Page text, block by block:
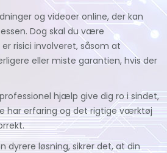
og videoer online, der kan
Dog skal du være
risici involveret, såsom at
eller miste garantien, hvis der
hjælp give dig ro i sindet,
har erfaring og det rigtige værktøj
dyrere løsning, sikrer det, at din